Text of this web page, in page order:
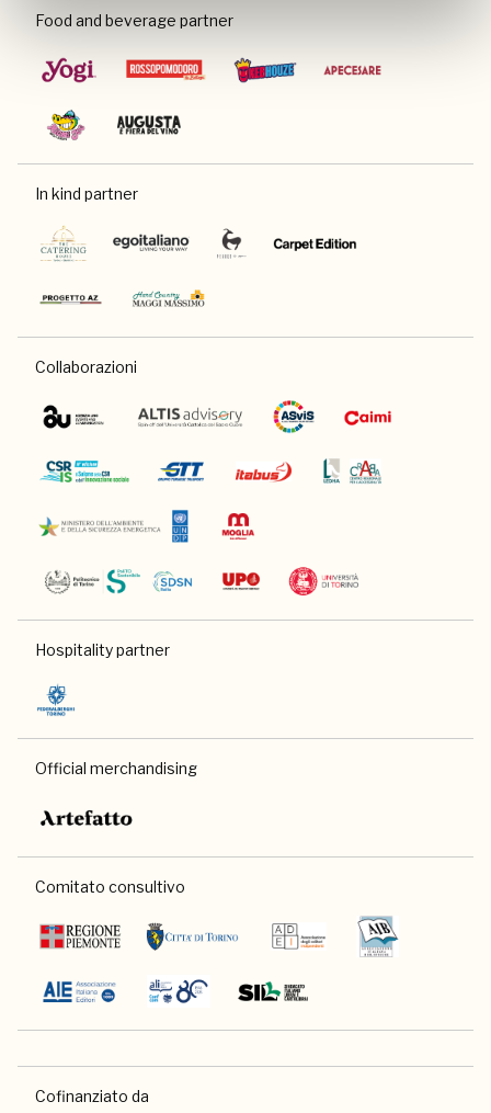
Food and beverage partner
In kind partner
Collaborazioni
Hospitality partner
Official merchandising
Comitato consultivo
Cofinanziato da